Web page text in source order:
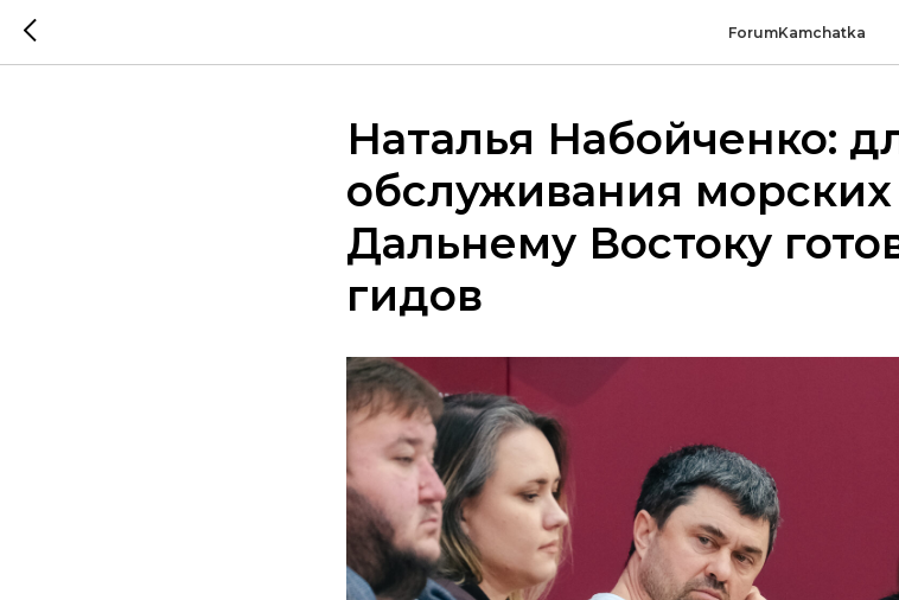
ForumKamchatka
Наталья Набойченко:
обслуживания
Дальнему Востоку
гидов